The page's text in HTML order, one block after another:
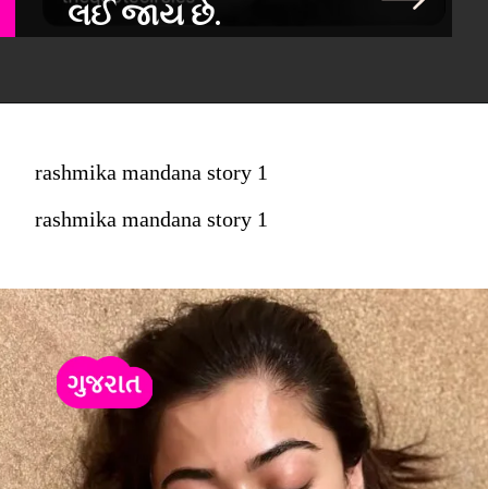
rashmika mandana story 1
rashmika mandana story 1